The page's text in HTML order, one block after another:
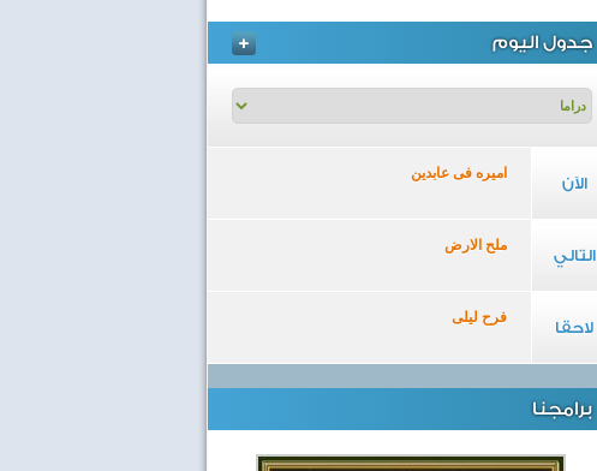
جدول اليوم
الآن
اميره فى عابدين
التالي
ملح الارض
لاحقا
فرح ليلى
برامجنا